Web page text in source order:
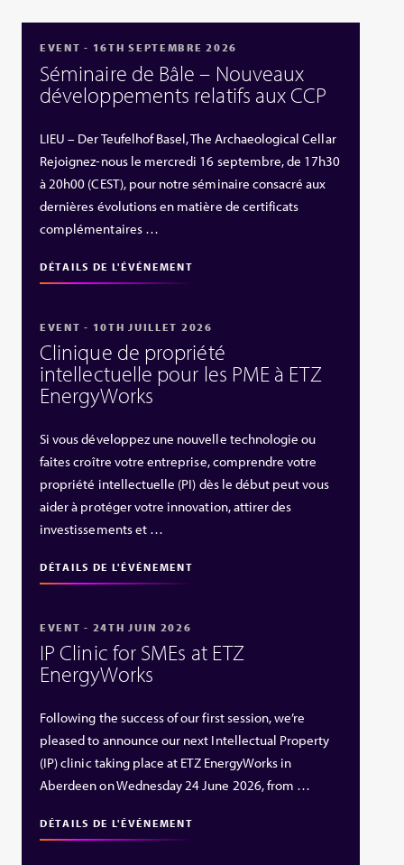
EVENT - 16TH SEPTEMBRE 2026
Séminaire de Bâle – Nouveaux
développements relatifs aux CCP
LIEU – Der Teufelhof Basel, The Archaeological Cellar
Rejoignez-nous le mercredi 16 septembre, de 17h30
à 20h00 (CEST), pour notre séminaire consacré aux
dernières évolutions en matière de certificats
complémentaires …
DÉTAILS DE L'ÉVÉNEMENT
EVENT - 10TH JUILLET 2026
Clinique de propriété
intellectuelle pour les PME à ETZ
EnergyWorks
Si vous développez une nouvelle technologie ou
faites croître votre entreprise, comprendre votre
propriété intellectuelle (PI) dès le début peut vous
aider à protéger votre innovation, attirer des
investissements et …
DÉTAILS DE L'ÉVÉNEMENT
EVENT - 24TH JUIN 2026
IP Clinic for SMEs at ETZ
EnergyWorks
Following the success of our first session, we’re
pleased to announce our next Intellectual Property
(IP) clinic taking place at ETZ EnergyWorks in
Aberdeen on Wednesday 24 June 2026, from …
DÉTAILS DE L'ÉVÉNEMENT